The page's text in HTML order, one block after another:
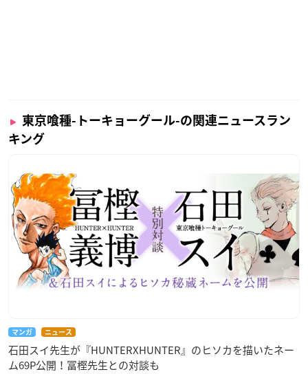
東京喰種-トーキョーグール-の関連ニュースラン
キング
マンガ ニュース
石田スイ先生が『HUNTERXHUNTER』のヒソカを描いたネー
ム69P公開！冨樫先生との対談も